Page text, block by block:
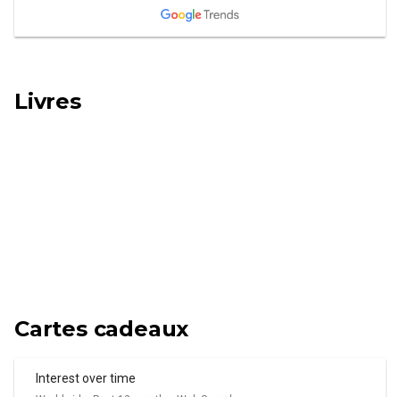
Livres
Cartes cadeaux